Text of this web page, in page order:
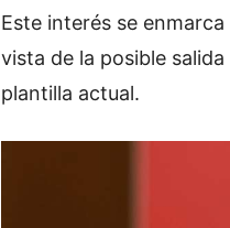
Este interés se
vista de la posible
plantilla actual.